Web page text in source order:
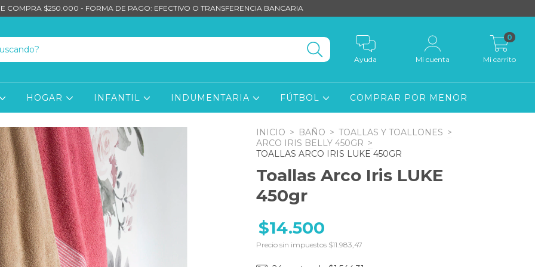
COMPRA $250.000 - FORMA DE PAGO: EFECTIVO O TRANSFERENCIA BANCARIA
Ayuda Mi cuenta Mi carrito
0
HOGAR INFANTIL INDUMENTARIA FÚTBOL COMPRAR POR MENOR
INICIO > BAÑO > TOALLAS Y TOALLONES >
ARCO IRIS BELLY 450GR >
TOALLAS ARCO IRIS LUKE 450GR
Toallas Arco Iris LUKE
450gr
$14.500
Precio sin impuestos $11.983,47